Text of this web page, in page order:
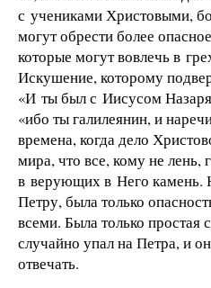
с учениками Христовыми,
могут обрести более
которые могут вовлечь в
Искушение, которому
«И ты был с Иисусом
«ибо ты галилеянин, и
времена, когда дело
мира, что все, кому не лень,
в верующих в Него камень.
Петру, была только
всеми. Была только простая
случайно упал на Петра, и
отвечать.